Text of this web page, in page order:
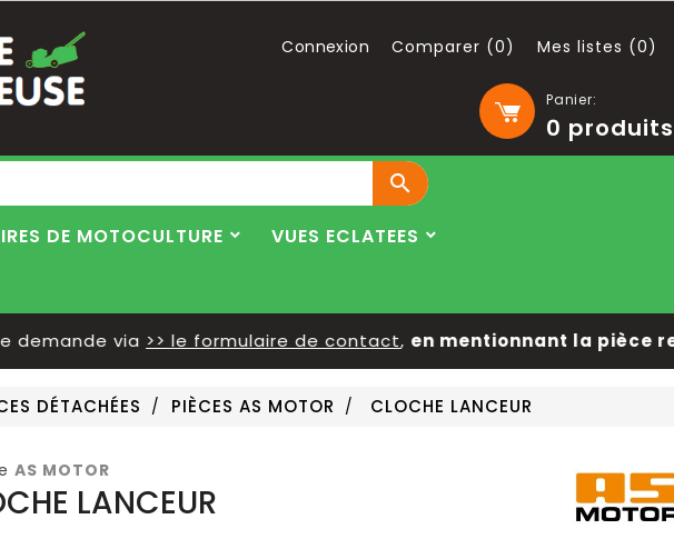
Panier:
0 produits
Connexion Comparer (0) Mes listes (0)
Blog

DE MOTOCULTURE
VUES ECLATEES
via >> le formulaire de contact,en mentionnant la pièce
DÉTACHÉES PIÈCES AS MOTOR CLOCHE LANCEUR
AS MOTOR
LANCEUR